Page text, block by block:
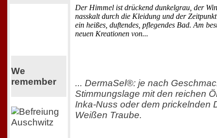
We
remember
Der Himmel ist drückend dunkelgrau, der
nasskalt durch die Kleidung und der
ein heißes, duftendes, pflegendes Bad. Am
neuen Kreationen von...
... DermaSel®: je nach
Stimmungslage mit den reichen
Inka-Nuss oder dem prickelnden
Weißen Traube.